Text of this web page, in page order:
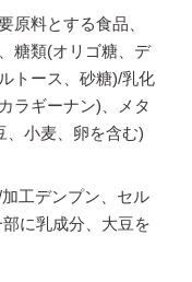
原料とする食品、
糖類(オリゴ糖、デ
トース、砂糖)/乳化
ラギーナン)、メタ
、小麦、卵を含む)
工デンプン、セル
に乳成分、大豆を